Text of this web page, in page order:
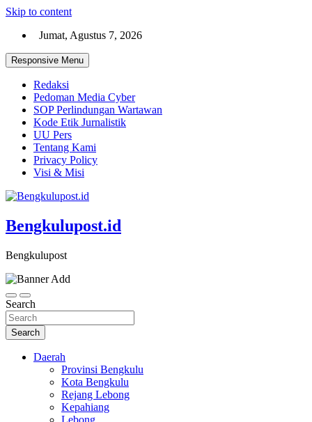
Skip to content
Jumat, Agustus 7, 2026
Responsive Menu
Redaksi
Pedoman Media Cyber
SOP Perlindungan Wartawan
Kode Etik Jurnalistik
UU Pers
Tentang Kami
Privacy Policy
Visi & Misi
Bengkulupost.id
Bengkulupost
Search
Search
Daerah
Provinsi Bengkulu
Kota Bengkulu
Rejang Lebong
Kepahiang
Lebong